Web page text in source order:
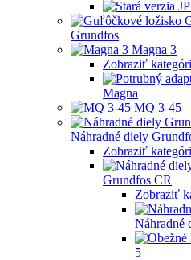
Grundfos
Magna 3
Zobraziť
Magna
MQ 3-45
Náhradné diely
Zobraziť
Grundfos CR
Zobraziť
Náhradné
5